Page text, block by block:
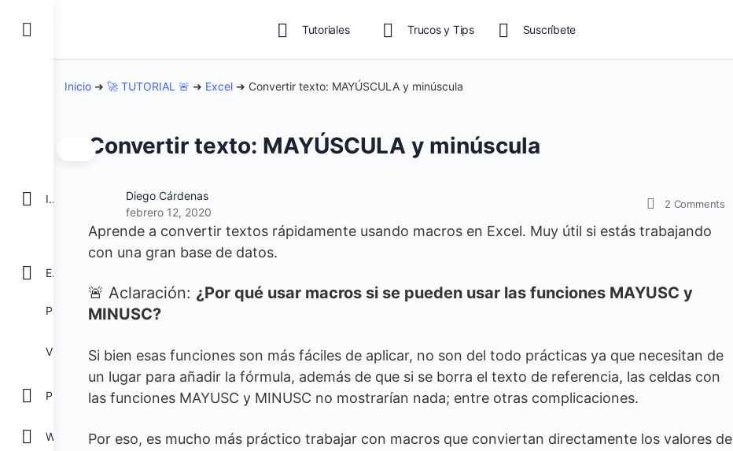
INICIO
EXCEL
VBA para Macros
Tutoriales Trucos y Tips Suscríbete
Inicio ➜ 🚀 TUTORIAL 🚨 ➜ Excel ➜ Convertir texto: MAYÚSCULA y minúscula
Convertir texto: MAYÚSCULA y minúscula
Diego Cárdenas
febrero 12, 2020
2 Comments
Aprende a convertir textos rápidamente usando macros en Excel. Muy útil si estás trabajando
con una gran base de datos.
🚨 Aclaración: ¿Por qué usar macros si se pueden usar las funciones MAYUSC y
MINUSC?
Si bien esas funciones son más fáciles de aplicar, no son del todo prácticas ya que necesitan de
un lugar para añadir la fórmula, además de que si se borra el texto de referencia, las celdas con
las funciones MAYUSC y MINUSC no mostrarían nada; entre otras complicaciones.
Por eso, es mucho más práctico trabajar con macros que conviertan directamente los valores de